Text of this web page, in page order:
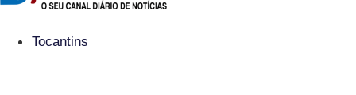
Tocantins